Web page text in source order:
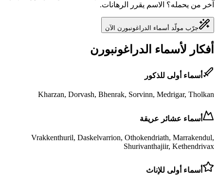
آخر من يحمله؟ الاسم يقرر الرهانات.
جرّب مولّد أسماء الدراغونبورن الآن
أفكار لأسماء الدراغونبورن
أسماء أولى للذكور
Kharzan, Dorvash, Bhenrak, Sorvinn, Medrigar, Tholkan
أسماء عشائر عريقة
Vrakkenthuril, Daskelvarrion, Othokendriath, Marrakendul,
Shurivanthajiir, Kethendrivax
أسماء أولى للإناث